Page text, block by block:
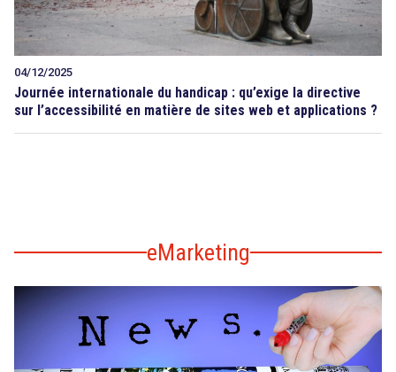
04/12/2025
Journée internationale du handicap : qu’exige la directive
sur l’accessibilité en matière de sites web et applications ?
eMarketing